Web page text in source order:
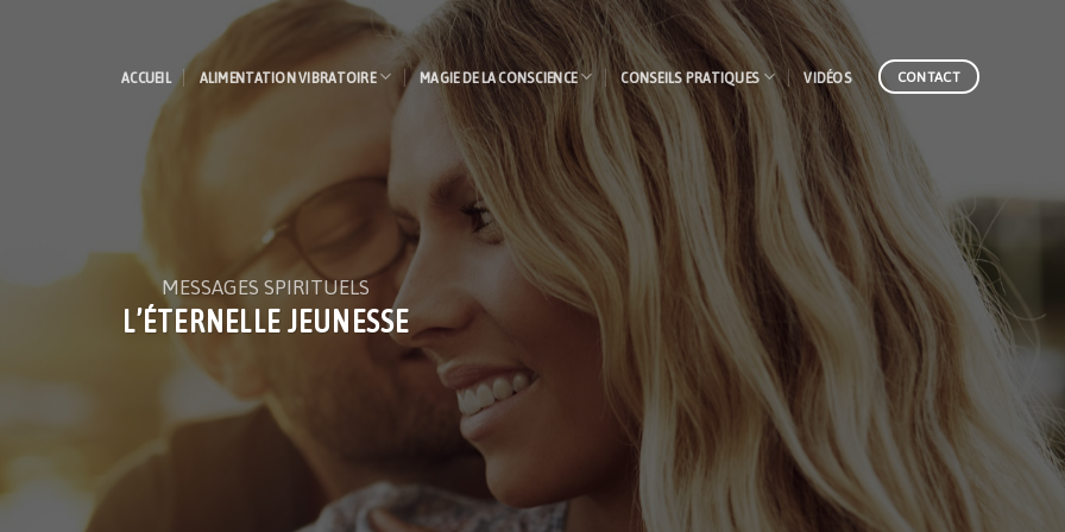
ACCUEIL ALIMENTATION VIBRATOIRE MAGIE DE LA CONSCIENCE CONSEILS PRATIQUES VIDÉOS CONTACT
MESSAGES SPIRITUELS
L’ÉTERNELLE JEUNESSE